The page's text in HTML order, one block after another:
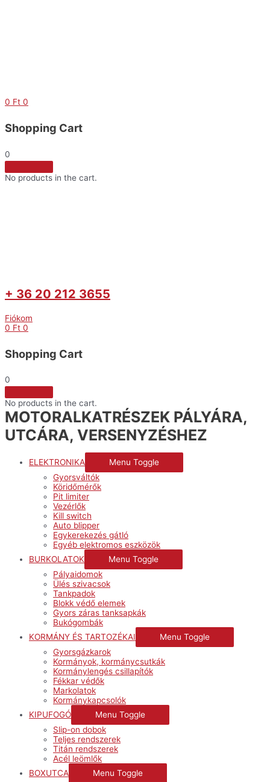
0 Ft 0
Shopping Cart
0
No products in the cart.
+ 36 20 212 3655
Fiókom
0 Ft 0
Shopping Cart
0
No products in the cart.
MOTORALKATRÉSZEK PÁLYÁRA,
UTCÁRA, VERSENYZÉSHEZ
ELEKTRONIKA
Menu Toggle
Gyorsváltók
Köridőmérők
Pit limiter
Vezérlők
Kill switch
Auto blipper
Egykerekezés gátló
Egyéb elektromos eszközök
BURKOLATOK
Menu Toggle
Pályaidomok
Ülés szivacsok
Tankpadok
Blokk védő elemek
Gyors záras tanksapkák
Bukógombák
KORMÁNY ÉS TARTOZÉKAI
Menu Toggle
Gyorsgázkarok
Kormányok, kormánycsutkák
Kormánylengés csillapítók
Fékkar védők
Markolatok
Kormánykapcsolók
KIPUFOGÓ
Menu Toggle
Slip-on dobok
Teljes rendszerek
Titán rendszerek
Acél leömlők
BOXUTCA
Menu Toggle